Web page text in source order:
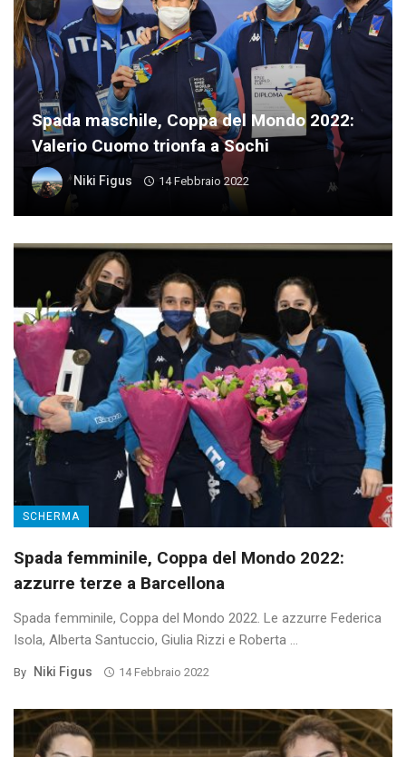
Spada maschile, Coppa del Mondo 2022:
Valerio Cuomo trionfa a Sochi
Niki Figus 14 Febbraio 2022
SCHERMA
Spada femminile, Coppa del Mondo 2022:
azzurre terze a Barcellona
Spada femminile, Coppa del Mondo 2022. Le azzurre Federica
Isola, Alberta Santuccio, Giulia Rizzi e Roberta ...
By Niki Figus 14 Febbraio 2022